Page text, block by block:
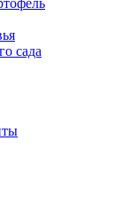
сада